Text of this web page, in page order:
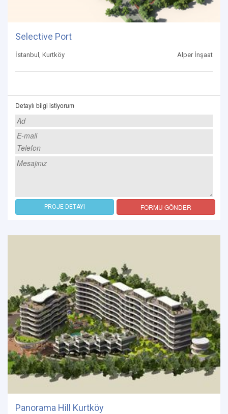
Selective Port
İstanbul, Kurtköy Alper İnşaat
Detaylı bilgi istiyorum
PROJE DETAYI FORMU GÖNDER
Panorama Hill Kurtköy